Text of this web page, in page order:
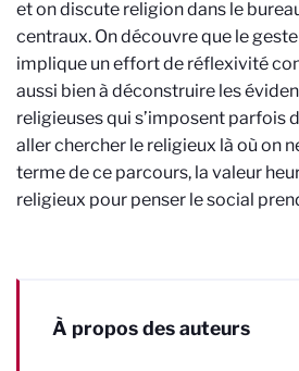
et on discute religion dans le
centraux. On découvre que le
implique un effort de réflexivité
aussi bien à déconstruire les
religieuses qui s’imposent parfois
aller chercher le religieux là où on
terme de ce parcours, la valeur
religieux pour penser le social
À propos des auteurs